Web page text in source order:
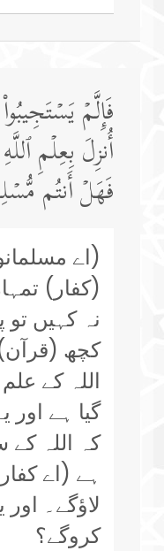
فَإِلَّمۡ
أُنزِلَ بِعِلۡمِ
فَهَلۡ أَنتُم
(اے
(کفار)
نہ کہیں
کچھ (قرآن)
اللہ کے
گیا ہے
کہ اللہ کے
ہے (اے
لاؤگے۔
کروگے؟